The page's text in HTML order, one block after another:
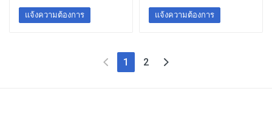
แจ้งความต้องการ แจ้งความต้องการ
1 (current)
2